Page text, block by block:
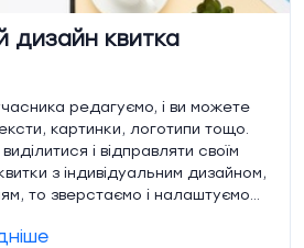
дизайн квитка
редагуємо, і ви можете
картинки, логотипи тощо.
і відправляти своїм
з індивідуальним дизайном,
то зверстаємо і налаштуємо